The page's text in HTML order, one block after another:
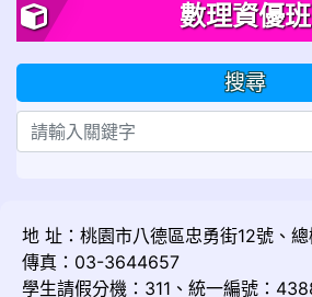
數理資優班
搜尋
地 址：桃園市八德區忠勇街12號、
傳真：03-3644657
學生請假分機：311、統一編號：